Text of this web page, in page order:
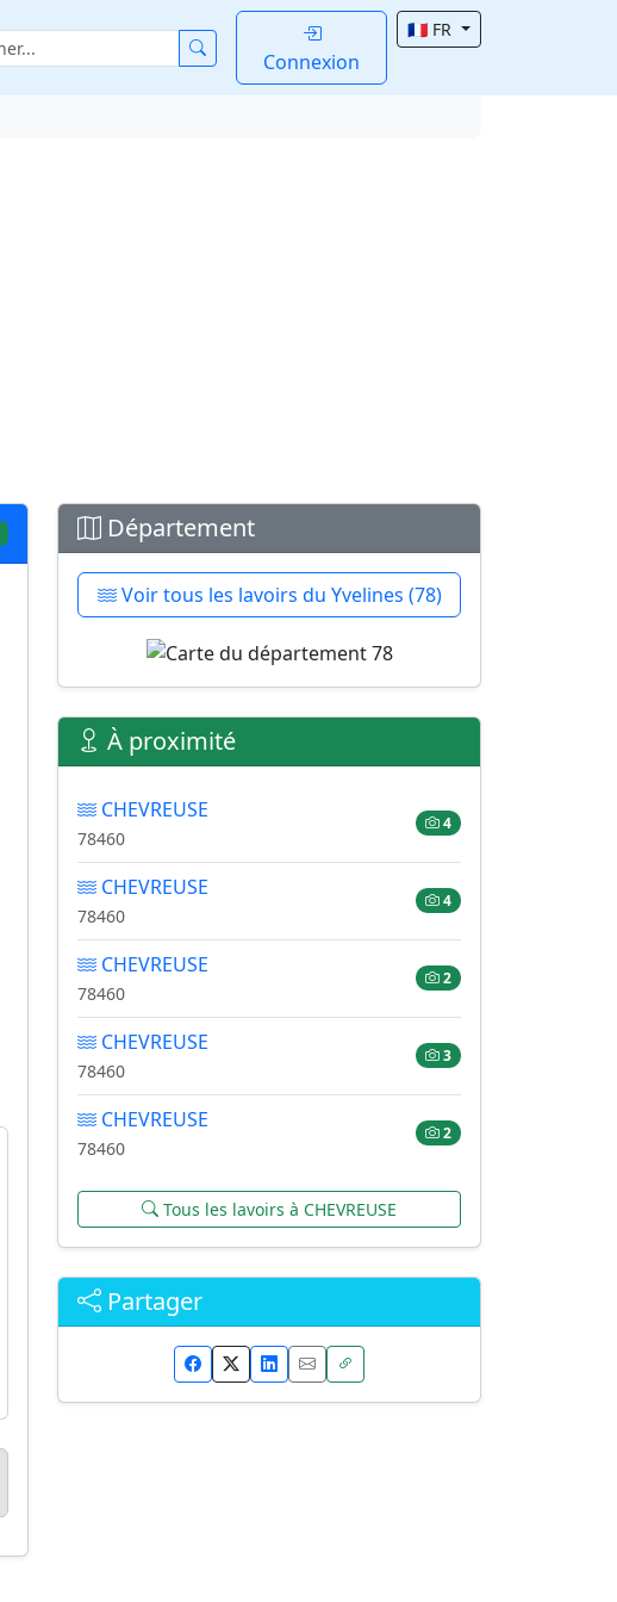
Connexion
🇫🇷 FR
Département
Voir tous les lavoirs du Yvelines (78)
À proximité
CHEVREUSE
78460
4
CHEVREUSE
78460
4
CHEVREUSE
78460
2
CHEVREUSE
78460
3
CHEVREUSE
78460
2
Tous les lavoirs à CHEVREUSE
Partager